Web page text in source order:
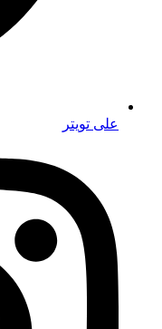
على تويتر